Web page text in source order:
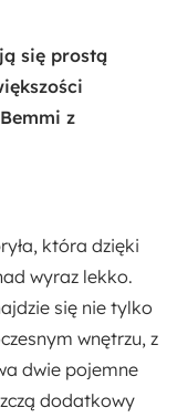
się prostą
z
która dzięki
wyraz lekko.
się nie tylko
wnętrzu, z
dwie pojemne
dodatkowy